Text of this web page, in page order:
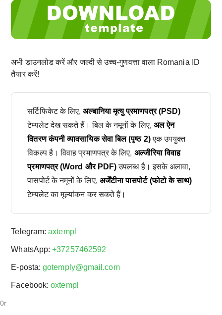
अभी डाउनलोड करें और जल्दी से उच्च-गुणवत्ता वाला Romania ID
तैयार करें!
सर्टिफिकेट के लिए,अल्बानिया मृत्यु प्रमाणपत्र (PSD)
टेम्पलेट देख सकते हैं। बिल के नमूनों के लिए, अल ऐन
वितरण कंपनी व्यावसायिक सेवा बिल (पृष्ठ 2)एक उपयुक्त
विकल्प है। विवाह प्रमाणपत्र के लिए, अल्जीरिया विवाह
प्रमाणपत्र (Word और PDF)उपलब्ध है। इसके अलावा,
पासपोर्ट के नमूनों के लिए, अर्जेंटीना पासपोर्ट (फोटो के साथ)
टेम्पलेट का मूल्यांकन कर सकते हैं।
Telegram:axtempl
WhatsApp:+37257462592
E-posta:gotemply@gmail.com
Facebook:oxtempl
0r